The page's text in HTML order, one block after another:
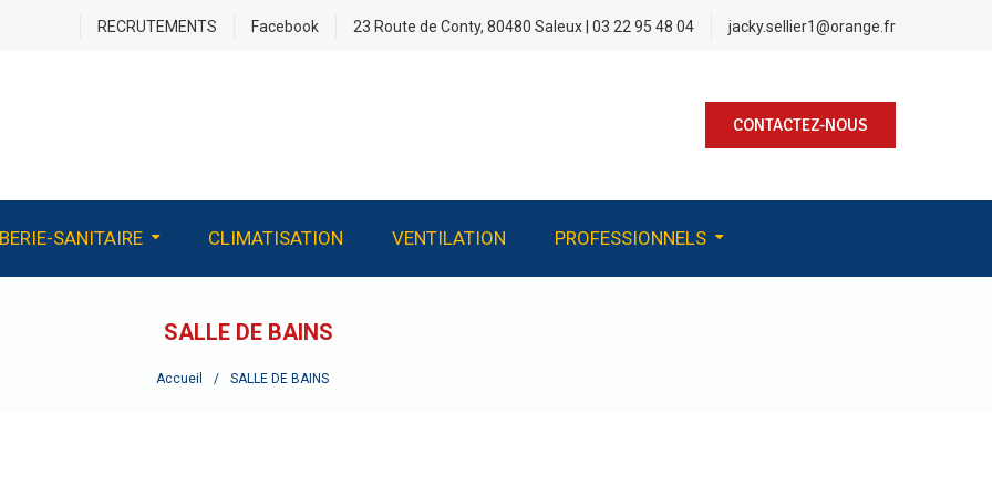
RECRUTEMENTS Facebook 23 Route de Conty, 80480 Saleux | 03 22 95 48 04 jacky.sellier1@orange.fr
CONTACTEZ-NOUS
SANITAIRE CLIMATISATION VENTILATION PROFESSIONNELS
SALLE DE BAINS
Accueil SALLE DE BAINS